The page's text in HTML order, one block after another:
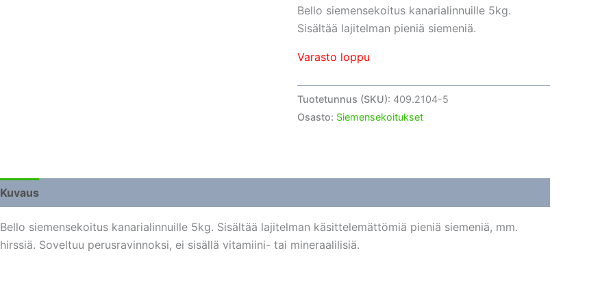
Bello siemensekoitus kanarialinnuille 5kg.
Sisältää lajitelman pieniä siemeniä.
Varasto loppu
Tuotetunnus (SKU): 409.2104-5
Osasto: Siemensekoitukset
Kuvaus
Bello siemensekoitus kanarialinnuille 5kg. Sisältää lajitelman käsittelemättömiä pieniä siemeniä, mm.
hirssiä. Soveltuu perusravinnoksi, ei sisällä vitamiini- tai mineraalilisiä.